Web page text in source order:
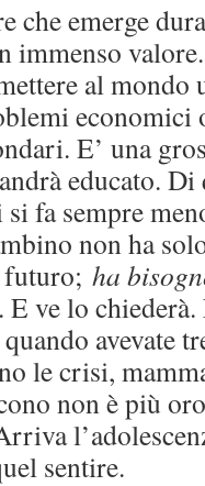
che emerge
immenso
al mondo
economici
E’ una
educato.
fa sempre
non ha
futuro; ha
. E ve lo
avevate
le crisi,
non è più
sentire.